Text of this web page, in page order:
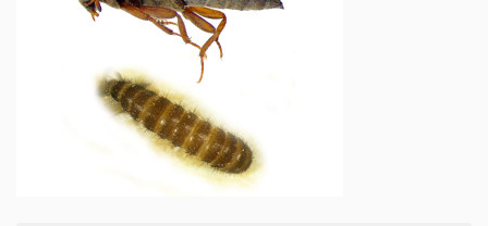
Industriel et Agricole
Indentification du parasite
Contactez-nous